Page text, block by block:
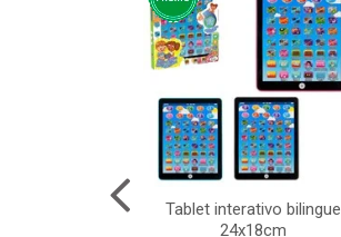
Tablet interativo bilingue
24x18cm